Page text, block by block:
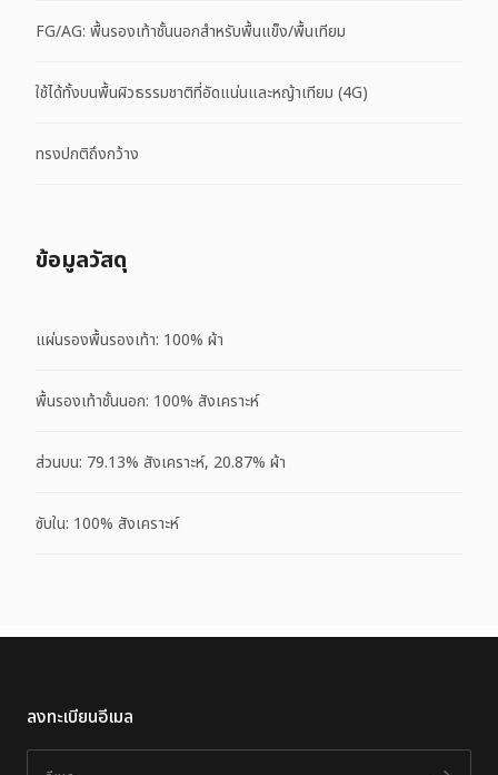
FG/AG: พื้นรองเท้าชั้นนอกสำหรับพื้นแข็ง/พื้นเทียม
ใช้ได้ทั้งบนพื้นผิวธรรมชาติที่อัดแน่นและหญ้าเทียม (4G)
ทรงปกติถึงกว้าง
ข้อมูลวัสดุ
แผ่นรองพื้นรองเท้า: 100% ผ้า
พื้นรองเท้าชั้นนอก: 100% สังเคราะห์
ส่วนบน: 79.13% สังเคราะห์, 20.87% ผ้า
ซับใน: 100% สังเคราะห์
ลงทะเบียนอีเมล